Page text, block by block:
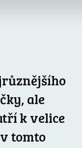
ale
k velice
tomto